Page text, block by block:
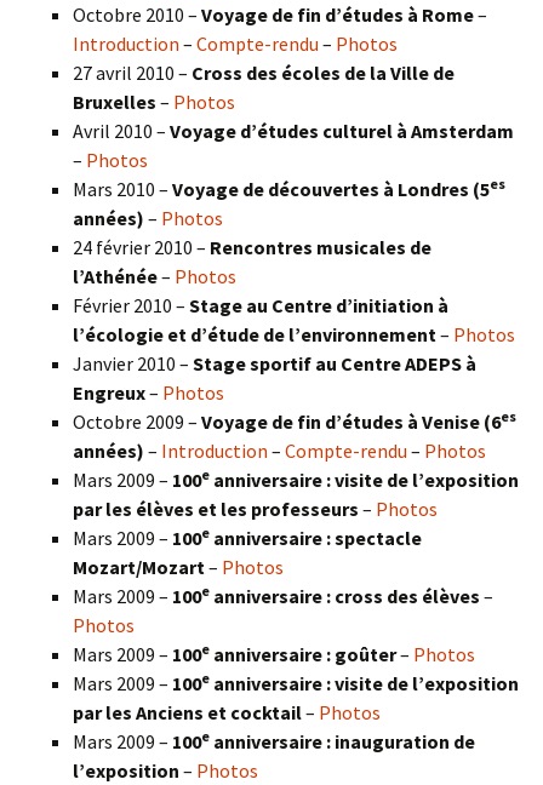
Octobre 2010 – Voyage de fin d’études à Rome–
Introduction – Compte-rendu – Photos
27 avril 2010 – Cross des écoles de la Ville de
Bruxelles – Photos
Avril 2010 – Voyage d’études culturel à Amsterdam
– Photos
Mars 2010 – Voyage de découvertes à Londres (5es
années) – Photos
24 février 2010 – Rencontres musicales de
l’Athénée– Photos
Février 2010 – Stage au Centre d’initiation à
l’écologie et d’étude de l’environnement – Photos
Janvier 2010 – Stage sportif au Centre ADEPS à
Engreux– Photos
Octobre 2009 – Voyage de fin d’études à Venise (6es
années) – Introduction – Compte-rendu – Photos
Mars 2009 – 100e anniversaire : visite de l’exposition
par les élèves et les professeurs – Photos
Mars 2009 – 100e anniversaire : spectacle
Mozart/Mozart – Photos
Mars 2009 – 100e anniversaire : cross des élèves –
Photos
Mars 2009 – 100e anniversaire : goûter– Photos
Mars 2009 – 100e anniversaire : visite de l’exposition
par les Anciens et cocktail– Photos
Mars 2009 – 100e anniversaire : inauguration de
l’exposition – Photos